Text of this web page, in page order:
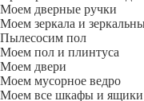
Моем дверные ручки
Моем зеркала и
Пылесосим пол
Моем пол и плинтуса
Моем двери
Моем мусорное ведро
Моем все шкафы и ящики